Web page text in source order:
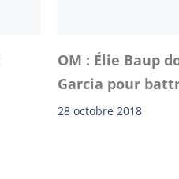
OM : Élie Baup
Garcia pour
28 octobre 2018